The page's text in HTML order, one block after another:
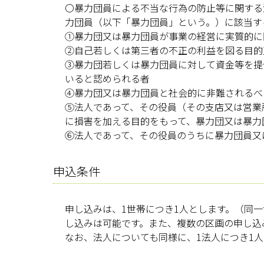
〇暴力団員による不当な行為の防止等に関す
力団員（以下「暴力団員」という。）に該
①暴力団又は暴力団員が事業の経営に実質的
②自己若しくは第三者の不正の利益を図る目
③暴力団若しくは暴力団員に対して資金等を
いると認められる者
④暴力団又は暴力団員と社会的に非難される
⑤法人であって、その役員（その支店又は営
に損害を加える目的をもって、暴力団又は暴
⑥法人であって、その役員のうちに暴力団員
申込条件
申し込みは、1世帯につき1人とします。（同
し込みは可能です。また、複数の区画の申し
なお、法人についても同様に、1法人につき1